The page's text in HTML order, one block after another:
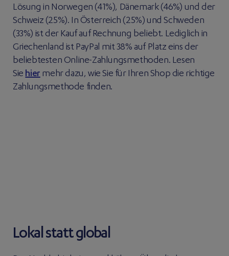
Lösung in Norwegen (41%), Dänemark (46%) und der
Schweiz (25%). In Österreich (25%) und Schweden
(33%) ist der Kauf auf Rechnung beliebt. Lediglich in
Griechenland ist PayPal mit 38% auf Platz eins der
beliebtesten Online-Zahlungsmethoden. Lesen
Sie hier mehr dazu, wie Sie für Ihren Shop die richtige
Zahlungsmethode finden.
Lokal statt global